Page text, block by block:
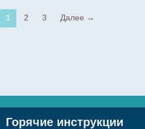
1 2 3 Далее →
Горячие инструкции